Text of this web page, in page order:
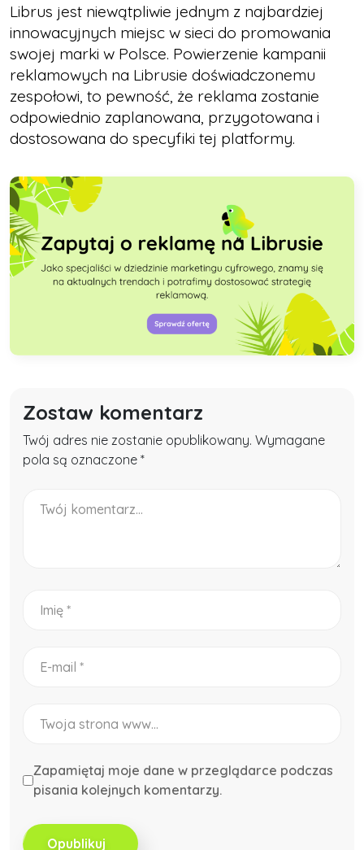
Librus jest niewątpliwie jednym z najbardziej
innowacyjnych miejsc w sieci do promowania
swojej marki w Polsce. Powierzenie kampanii
reklamowych na Librusie doświadczonemu
zespołowi, to pewność, że reklama zostanie
odpowiednio zaplanowana, przygotowana i
dostosowana do specyfiki tej platformy.
Zostaw komentarz
Twój adres nie zostanie opublikowany. Wymagane
pola są oznaczone *
Zapamiętaj moje dane w przeglądarce podczas
pisania kolejnych komentarzy.
Opublikuj